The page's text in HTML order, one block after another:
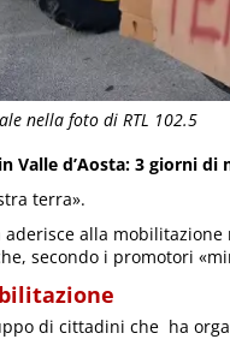
nella foto di RTL 102.5
Valle d’Aosta: 3 giorni
terra».
aderisce alla
secondo i promotori
di cittadini che ha